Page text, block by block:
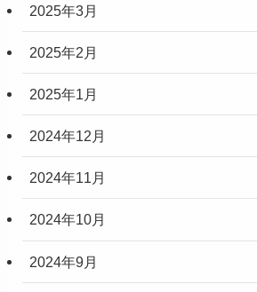
2025年3月
2025年2月
2025年1月
2024年12月
2024年11月
2024年10月
2024年9月